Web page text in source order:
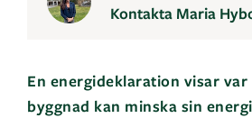
Kontakta Maria
En energideklaration visar var
byggnad kan minska sin